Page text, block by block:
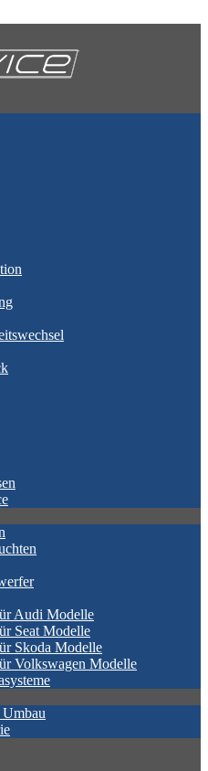
Audi Modelle
Seat Modelle
Skoda Modelle
Volkswagen Modelle